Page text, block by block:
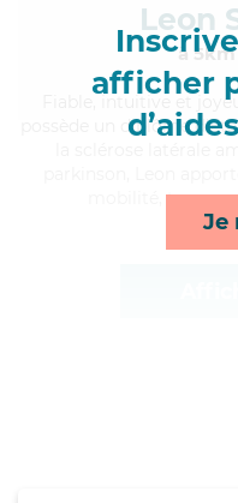
afficher
Je
Leon
à 5km
, intuitive et
possède un diplôme
mobilité,